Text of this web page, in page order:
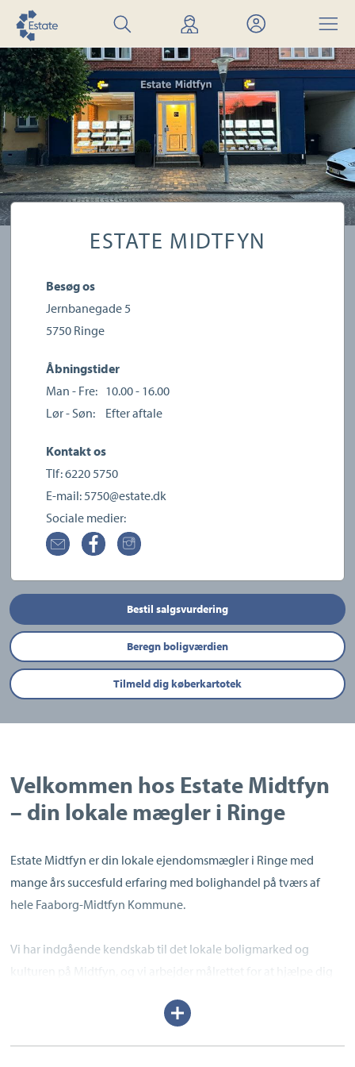
Søg
bolig
Find
mægler
Mit
Estate
Menu
ESTATE MIDTFYN
Besøg os
Jernbanegade 5
5750 Ringe
Åbningstider
Man - Fre: 10.00 - 16.00
Lør - Søn:
Efter aftale
Kontakt os
Tlf:6220 5750
E-mail:5750@estate.dk
Sociale medier:
Bestil salgsvurdering
Beregn boligværdien
Tilmeld dig køberkartotek
Velkommen hos Estate Midtfyn
– din lokale mægler i Ringe
Estate Midtfyn er din lokale ejendomsmægler i Ringe med
mange års succesfuld erfaring med bolighandel på tværs af
hele Faaborg-Midtfyn Kommune.
Vi har indgående kendskab til det lokale boligmarked og
kulturen på Midtfyn, og vi arbejder målrettet for at hjælpe dig
købe eller sælge – og uanset boligtype.
Udvid/skjul